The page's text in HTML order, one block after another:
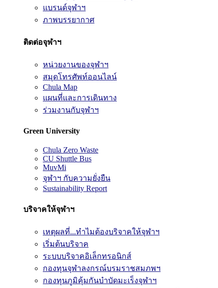
แบรนด์จุฬาฯ
ภาพบรรยากาศ
ติดต่อจุฬาฯ
หน่วยงานของจุฬาฯ
สมุดโทรศัพท์ออนไลน์
Chula Map
แผนที่และการเดินทาง
ร่วมงานกับจุฬาฯ
Green University
Chula Zero Waste
CU Shuttle Bus
MuvMi
จุฬาฯ กับความยั่งยืน
Sustainability Report
บริจาคให้จุฬาฯ
เหตุผลที่...ทำไมต้องบริจาคให้จุฬาฯ
เริ่มต้นบริจาค
ระบบบริจาคอิเล็กทรอนิกส์
กองทุนจุฬาลงกรณ์บรมราชสมภพฯ
กองทุนภูมิคุ้มกันบำบัดมะเร็งจุฬาฯ